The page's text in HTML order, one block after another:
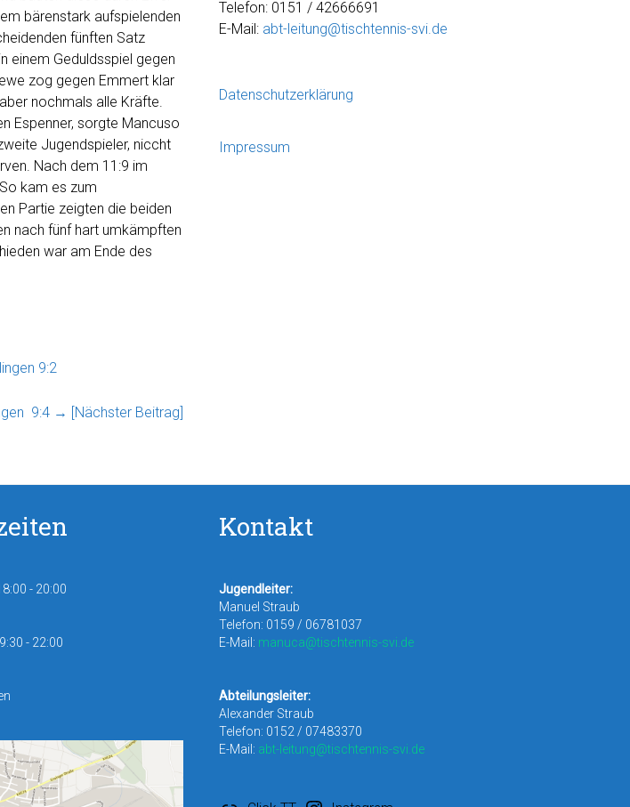
bärenstark aufspielenden
fünften Satz
einem Geduldsspiel gegen
zog gegen Emmert klar
nochmals alle Kräfte.
Espenner, sorgte Mancuso
Jugendspieler, niccht
Nach dem 11:9 im
kam es zum
Partie zeigten die beiden
nach fünf hart umkämpften
war am Ende des
9:2
9:4 → [Nächster Beitrag]
Telefon: 0151 / 42666691
E-Mail: abt-leitung@tischtennis-svi.de
Datenschutzerklärung
Impressum
- 20:00
- 22:00
Kontakt
Jugendleiter:
Manuel Straub
Telefon: 0159 / 06781037
E-Mail: manuca@tischtennis-svi.de
Abteilungsleiter:
Alexander Straub
Telefon: 0152 / 07483370
E-Mail: abt-leitung@tischtennis-svi.de